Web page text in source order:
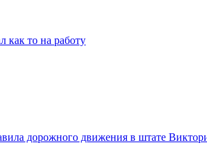
как то на работу
дорожного движения в штате